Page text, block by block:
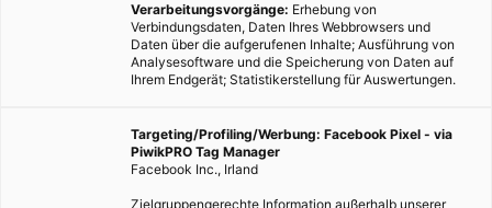
Verarbeitungsvorgänge: Erhebung von
Verbindungsdaten, Daten Ihres Webbrowsers und
Daten über die aufgerufenen Inhalte; Ausführung von
Analysesoftware und die Speicherung von Daten auf
Ihrem Endgerät; Statistikerstellung für Auswertungen.
Targeting/Profiling/Werbung: Facebook Pixel - via
PiwikPRO Tag Manager
Facebook Inc., Irland
Zielgruppengerechte Information außerhalb unserer